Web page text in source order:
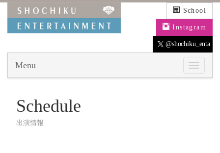
School
Instagram
@shochiku_enta
Menu
Schedule
出演情報